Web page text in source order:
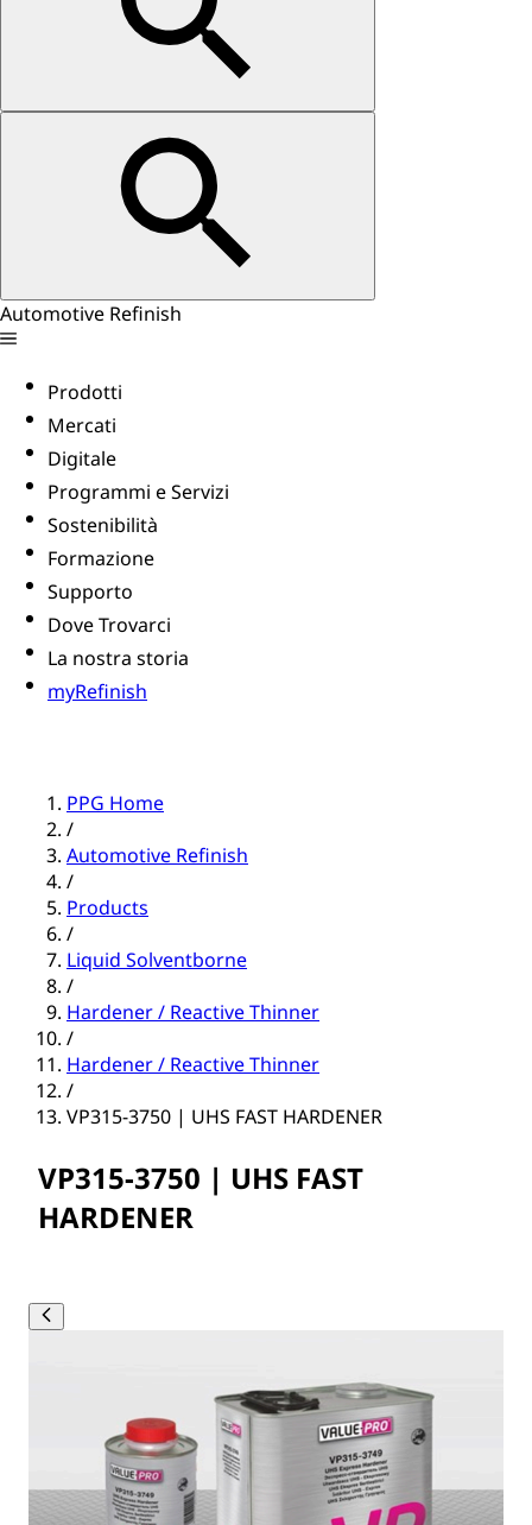
Automotive Refinish
Prodotti
Mercati
Digitale
Programmi e Servizi
Sostenibilità
Formazione
Supporto
Dove Trovarci
La nostra storia
myRefinish
PPG Home
/
Automotive Refinish
/
Products
/
Liquid Solventborne
/
Hardener / Reactive Thinner
/
Hardener / Reactive Thinner
/
VP315-3750 | UHS FAST HARDENER
VP315-3750 | UHS FAST
HARDENER